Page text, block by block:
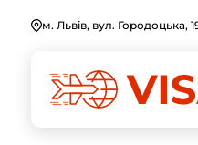
м. Львів, вул. Городоцька,